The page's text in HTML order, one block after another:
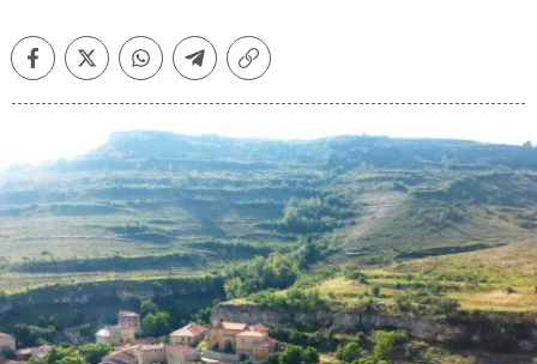
FacebookTwitterWhatsappTelegramCopiar